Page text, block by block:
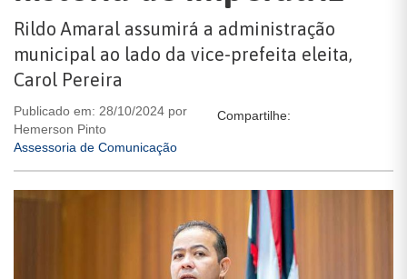
Rildo Amaral assumirá a administração
municipal ao lado da vice-prefeita eleita,
Carol Pereira
Publicado em: 28/10/2024 por
Hemerson Pinto
Assessoria de Comunicação
Compartilhe: